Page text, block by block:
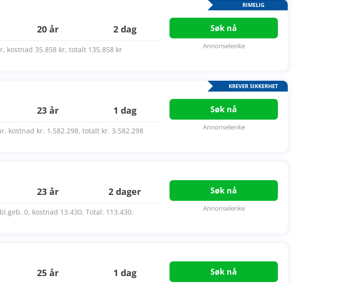
RIMELIG
20 år 2 dag Søk nå
kostnad 35.858 kr, totalt 135.858 kr Annonselenke
KREVER SIKKERHET
23 år 1 dag Søk nå
kostnad kr. 1.582.298, totalt kr. 3.582.298 Annonselenke
23 år 2 dager Søk nå
0, kostnad 13.430. Total: 113.430. Annonselenke
25 år 1 dag Søk nå